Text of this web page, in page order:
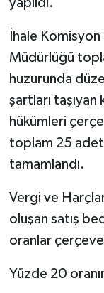
İhale Komisyon
Müdürlüğü
huzurunda
şartları taşıyan
hükümleri
toplam 25 adet
tamamlandı.
Vergi ve
oluşan satış
oranlar
Yüzde 20